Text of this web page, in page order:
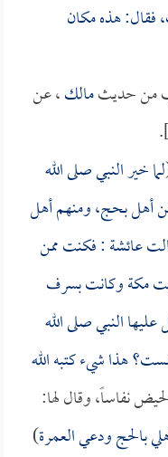
فقال: هذه مكان
من حديثمالك، عن
].
لما خير النبي صلى الله
أهل بحج، ومنهم أهل
عائشة: فكنت ممن
مكة وكانت بسرف
النبي صلى الله
هذا شيء كتبه الله
نفاساً، وقال لها:
بالحج ودعي العمرة)